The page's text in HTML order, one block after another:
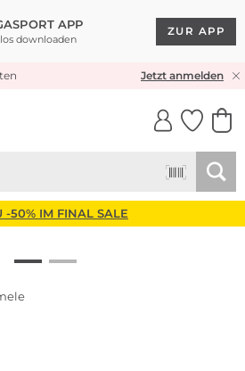
APP
downloaden
ZUR APP
VERSAND* & RÜCKVERSANDJetzt anmelden
-50% IM FINAL SALE